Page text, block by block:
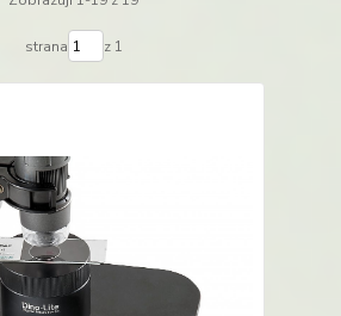
strana z 1